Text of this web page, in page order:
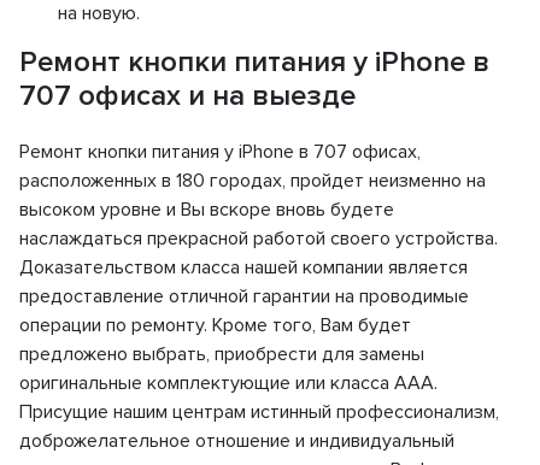
на новую.
Ремонт кнопки питания у iPhone в
707 офисах и на выезде
Ремонт кнопки питания у iPhone в 707 офисах,
расположенных в 180 городах, пройдет неизменно на
высоком уровне и Вы вскоре вновь будете
наслаждаться прекрасной работой своего устройства.
Доказательством класса нашей компании является
предоставление отличной гарантии на проводимые
операции по ремонту. Кроме того, Вам будет
предложено выбрать, приобрести для замены
оригинальные комплектующие или класса ААА.
Присущие нашим центрам истинный профессионализм,
доброжелательное отношение и индивидуальный